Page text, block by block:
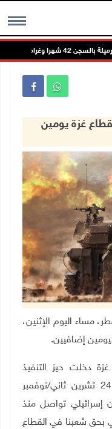
MENU وغرامة مالية
قطاع غزة يومين
قطر، مساء اليوم الإثنين،
إضافيين.
دخلت حيز التنفيذ
الساعة السابعة من صباح الجمعة 24 تشرين ثاني/نوفمبر
إسرائيلي تواصل منذ
بحق شعبنا في القطاع